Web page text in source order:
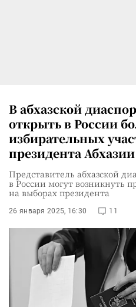
В абхазской
открыть в России
избирательных
президента Абхазии
Представитель абхазской
в России могут возникнуть
на выборах президента
26 января 2025, 16:30 11